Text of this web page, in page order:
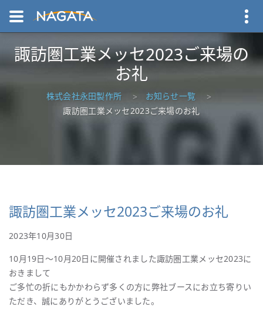
諏訪圏工業メッセ2023ご来場の
お礼
株式会社永田製作所
お知らせ一覧
諏訪圏工業メッセ2023ご来場のお礼
諏訪圏工業メッセ2023ご来場のお礼
2023年10月30日
10月19日～10月20日に開催されました諏訪圏工業メッセ2023に
おきまして
ご多忙の折にもかかわらず多くの方に弊社ブースにお立ち寄りい
ただき、誠にありがとうございました。